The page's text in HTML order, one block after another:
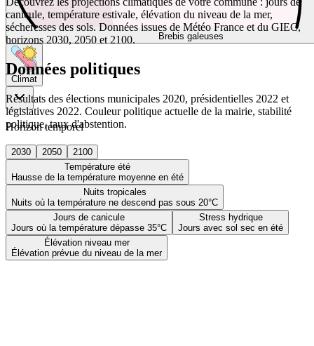
Brebis galeuses
Climat
Horizon temporel
2030 2050
2100
Température été
Hausse de la température moyenne en été
Nuits tropicales
Nuits où la température ne descend pas sous 20°C
Jours de canicule
Jours où la température dépasse 35°C
Stress hydrique
Jours avec sol sec en été
Élévation niveau mer
Élévation prévue du niveau de la mer
canicule, température estivale, élévation du niveau de la mer,
sécheresses des sols. Données issues de Météo France et du GIEC,
horizons 2030, 2050 et 2100.
Données politiques
Résultats des élections municipales 2020, présidentielles 2022 et
législatives 2022. Couleur politique actuelle de la mairie, stabilité
politique, taux d'abstention.